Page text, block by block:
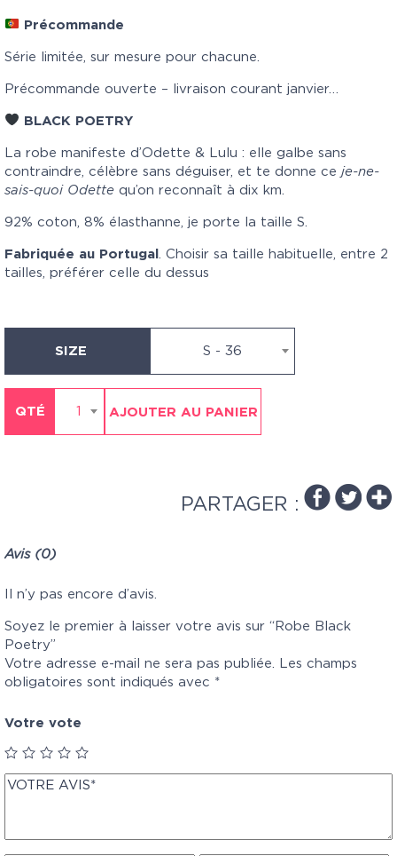
Précommande
Série limitée, sur mesure pour chacune.
Précommande ouverte – livraison courant janvier…
BLACK POETRY
La robe manifeste d’Odette & Lulu : elle galbe sans
contraindre, célèbre sans déguiser, et te donne ce je-ne-
sais-quoi Odette qu’on reconnaît à dix km.
92% coton, 8% élasthanne, je porte la taille S.
Fabriquée au Portugal
. Choisir sa taille habituelle, entre 2
tailles, préférer celle du dessus
SIZE S - 36
QTÉ 1 AJOUTER AU PANIER
PARTAGER :
Avis (0)
Il n’y pas encore d’avis.
Soyez le premier à laisser votre avis sur “Robe Black
Poetry”
Votre adresse e-mail ne sera pas publiée.
Les champs
obligatoires sont indiqués avec *
Votre vote